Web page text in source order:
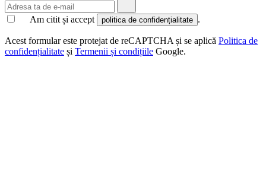
Am citit și accept politica de confidențialitate .
Acest formular este protejat de reCAPTCHA și se aplică Politica de
confidențialitate și Termenii și condițiile Google.